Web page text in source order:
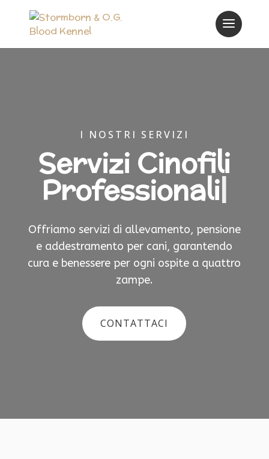
I NOSTRI SERVIZI
Servizi Cinofili
Professionali|
Offriamo servizi di allevamento, pensione
e addestramento per cani, garantendo
cura e benessere per ogni ospite a quattro
zampe.
CONTATTACI